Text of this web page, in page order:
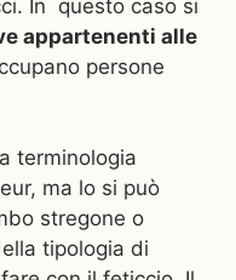
In questo caso si
appartenenti alle
persone
terminologia
ma lo si può
stregone o
tipologia di